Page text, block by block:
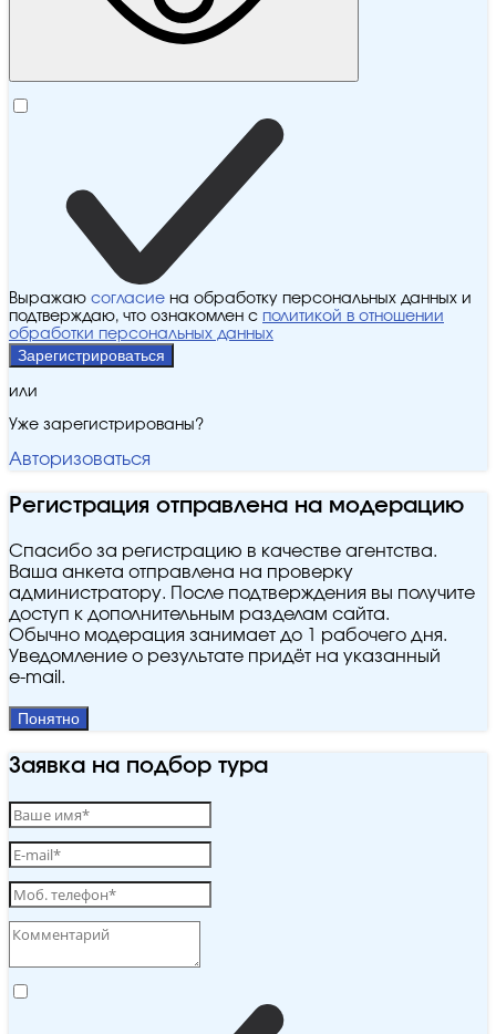
Выражаю согласие на обработку персональных данных и
подтверждаю, что ознакомлен с политикой в отношении
обработки персональных данных
Зарегистрироваться
или
Уже зарегистрированы?
Авторизоваться
Регистрация отправлена на модерацию
Спасибо за регистрацию в качестве агентства.
Ваша анкета отправлена на проверку
администратору. После подтверждения вы получите
доступ к дополнительным разделам сайта.
Обычно модерация занимает до 1 рабочего дня.
Уведомление о результате придёт на указанный
e‑mail.
Понятно
Заявка на подбор тура